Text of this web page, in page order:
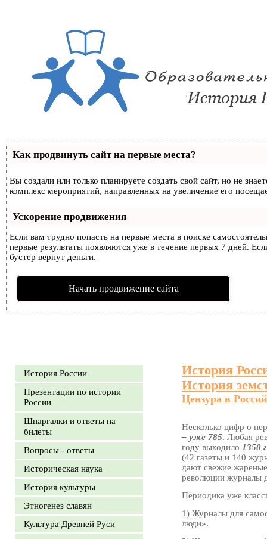
Как продвинуть сайт на первые места?
Вы создали или только планируете создать свой сайт, но не
комплекс мероприятий, направленных на увеличение его
Ускорение продвижения
Если вам трудно попасть на первые места в поиске
первые результаты появляются уже в течение первых 7 дней.
бустер вернут деньги.
Начать продвижение сайта
История России
Презентации по истории
России
Шпаргалки и ответы на
билеты
Вопросы - ответы
Историческая наука
История культуры
Этногенез славян
Культура Древней Руси
История
История
Цензура в
Несколько цифр о
– уже 785. Любая
году выходило 1350
(42 газеты и 140
дают свежие
революции журналы
Периодика уже
1) Журналы для
люди».